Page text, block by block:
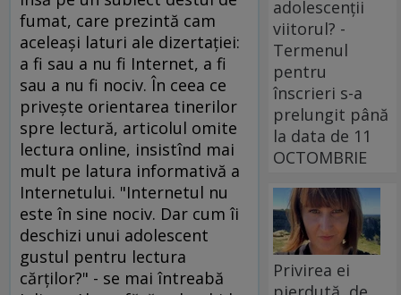
fumat, care prezintă cam
aceleaşi laturi ale dizertaţiei:
a fi sau a nu fi Internet, a fi
sau a nu fi nociv. În ceea ce
priveşte orientarea tinerilor
spre lectură, articolul omite
lectura online, insistînd mai
mult pe latura informativă a
Internetului. "Internetul nu
este în sine nociv. Dar cum îi
deschizi unui adolescent
gustul pentru lectura
cărţilor?" - se mai întreabă
adolescenții
viitorul? -
Termenul
pentru
înscrieri s-a
prelungit până
la data de 11
OCTOMBRIE
Privirea ei